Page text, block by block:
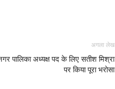
अगला लेख
पालिका अध्यक्ष पद के लिए सतीश मिश्रा
पर किया पूरा भरोसा